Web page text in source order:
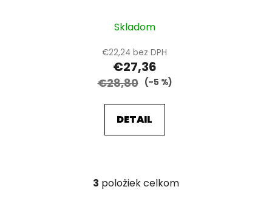
Skladom
€22,24 bez DPH
€27,36
€28,80 (–5 %)
DETAIL
O
3 položiek celkom